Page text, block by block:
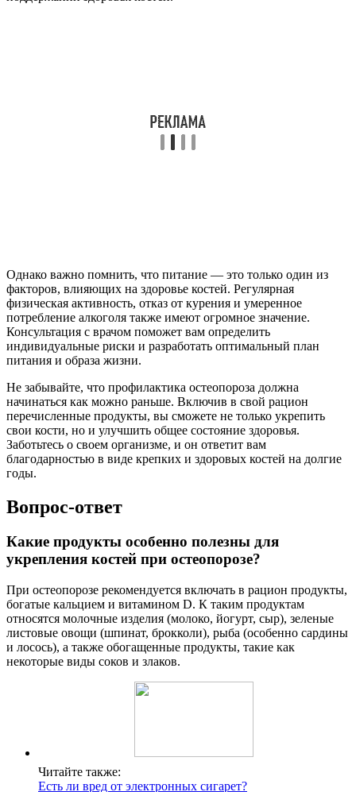
Однако важно помнить, что питание — это только один из
факторов, влияющих на здоровье костей. Регулярная
физическая активность, отказ от курения и умеренное
потребление алкоголя также имеют огромное значение.
Консультация с врачом поможет вам определить
индивидуальные риски и разработать оптимальный план
питания и образа жизни.
Не забывайте, что профилактика остеопороза должна
начинаться как можно раньше. Включив в свой рацион
перечисленные продукты, вы сможете не только укрепить
свои кости, но и улучшить общее состояние здоровья.
Заботьтесь о своем организме, и он ответит вам
благодарностью в виде крепких и здоровых костей на долгие
годы.
Вопрос-ответ
Какие продукты особенно полезны для
укрепления костей при остеопорозе?
При остеопорозе рекомендуется включать в рацион продукты,
богатые кальцием и витамином D. К таким продуктам
относятся молочные изделия (молоко, йогурт, сыр), зеленые
листовые овощи (шпинат, брокколи), рыба (особенно сардины
и лосось), а также обогащенные продукты, такие как
некоторые виды соков и злаков.
Читайте также:
Есть ли вред от электронных сигарет?